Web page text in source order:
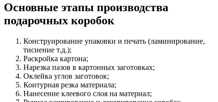
Основные этапы производства
подарочных коробок
Конструирование упаковки и печать (ламинирование,
тиснение т.д.);
Раскройка картона;
Нарезка пазов в картонных заготовках;
Оклейка углов заготовок;
Контурная резка материала;
Нанесение клеевого слоя на материал;